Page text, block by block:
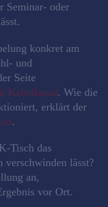
Seminar- oder
konkret am
und
Seite
Kabelkanal. Wie die
erklärt der
.
Tisch das
verschwinden lässt?
an,
vor Ort.